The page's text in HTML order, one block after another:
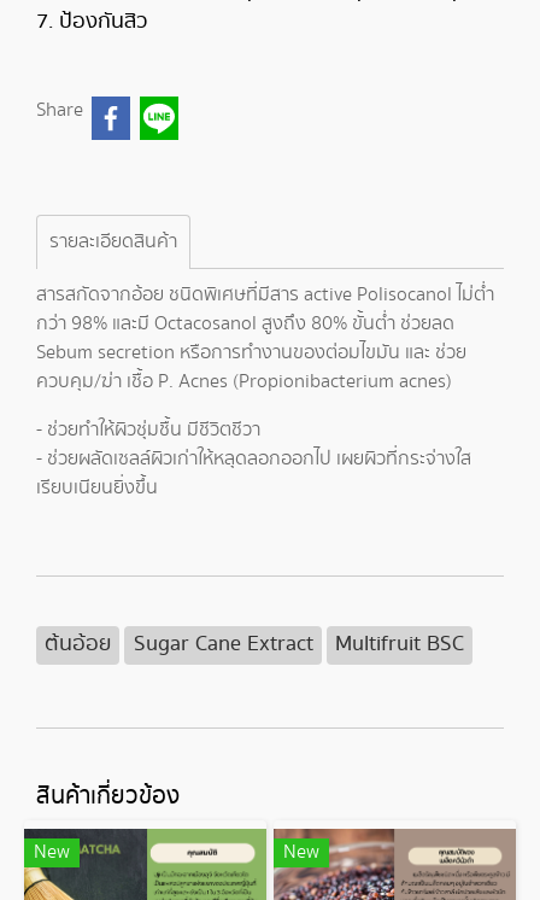
7. ป้องกันสิว
Share
รายละเอียดสินค้า
สารสกัดจากอ้อย ชนิดพิเศษที่มีสาร active Polisocanol ไม่ต่ำ
กว่า 98% และมี Octacosanol สูงถึง 80% ขั้นต่ำ ช่วยลด
Sebum secretion หรือการทำงานของต่อมไขมัน และ ช่วย
ควบคุม/ฆ่า เชื้อ P. Acnes (Propionibacterium acnes)
- ช่วยทำให้ผิวชุ่มชื้น มีชีวิตชีวา
- ช่วยผลัดเซลล์ผิวเก่าให้หลุดลอกออกไป เผยผิวที่กระจ่างใส
เรียบเนียนยิ่งขึ้น
ต้นอ้อย Sugar Cane Extract Multifruit BSC
สินค้าเกี่ยวข้อง
New New